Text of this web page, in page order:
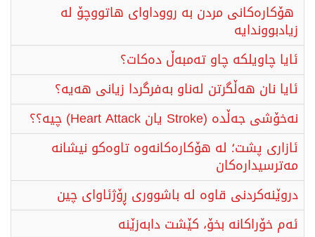
هۆكارەكانی مردن بە رووداوای هاتووچۆ لە
زیادبووندایە
ئایا چاویلکە چاو تەمبەڵ دەکات؟
ئایا نان هەڵگرتن لەناو بەفرگردا زیانی هەیە؟
نەخۆشی جەڵدە (Stroke یان Heart Attack) چیە؟؟
ئازاری پشت؛ لە هۆکارەکانەوە تاوەکو نیشانە
مەترسیدارەکان
دروێنەکردنی قاوە لە باشووری ڕۆژئاوای چین
ئەم خۆراكانە بخۆ، كێشت دابەزێنە